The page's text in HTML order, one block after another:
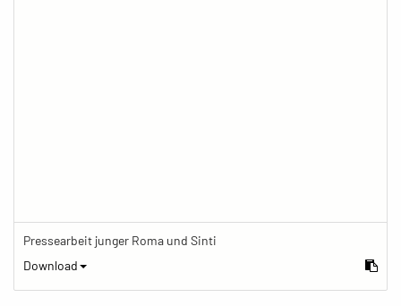
Pressearbeit junger Roma und Sinti
Download